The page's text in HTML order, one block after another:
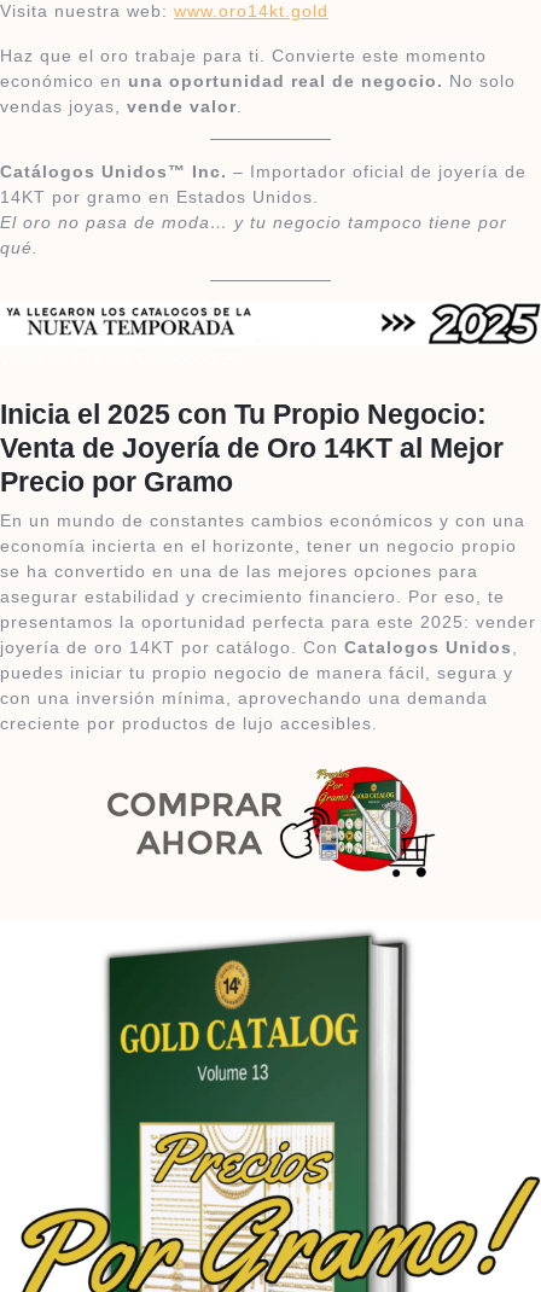
Visita nuestra web: www.oro14kt.gold
Haz que el oro trabaje para ti. Convierte este momento
económico en una oportunidad real de negocio. No solo
vendas joyas, vende valor.
Catálogos Unidos™ Inc. – Importador oficial de joyería de
14KT por gramo en Estados Unidos.
El oro no pasa de moda… y tu negocio tampoco tiene por
qué.
Inicia el 2025 con Tu Propio Negocio:
Venta de Joyería de Oro 14KT al Mejor
Precio por Gramo
En un mundo de constantes cambios económicos y con una
economía incierta en el horizonte, tener un negocio propio
se ha convertido en una de las mejores opciones para
asegurar estabilidad y crecimiento financiero. Por eso, te
presentamos la oportunidad perfecta para este 2025: vender
joyería de oro 14KT por catálogo. Con Catalogos Unidos
puedes iniciar tu propio negocio de manera fácil, segura y
con una inversión mínima, aprovechando una demanda
creciente por productos de lujo accesibles.